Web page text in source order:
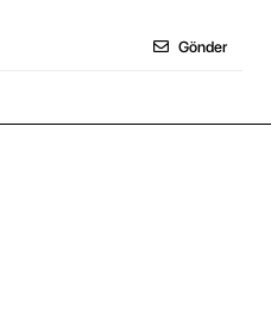
Gönder